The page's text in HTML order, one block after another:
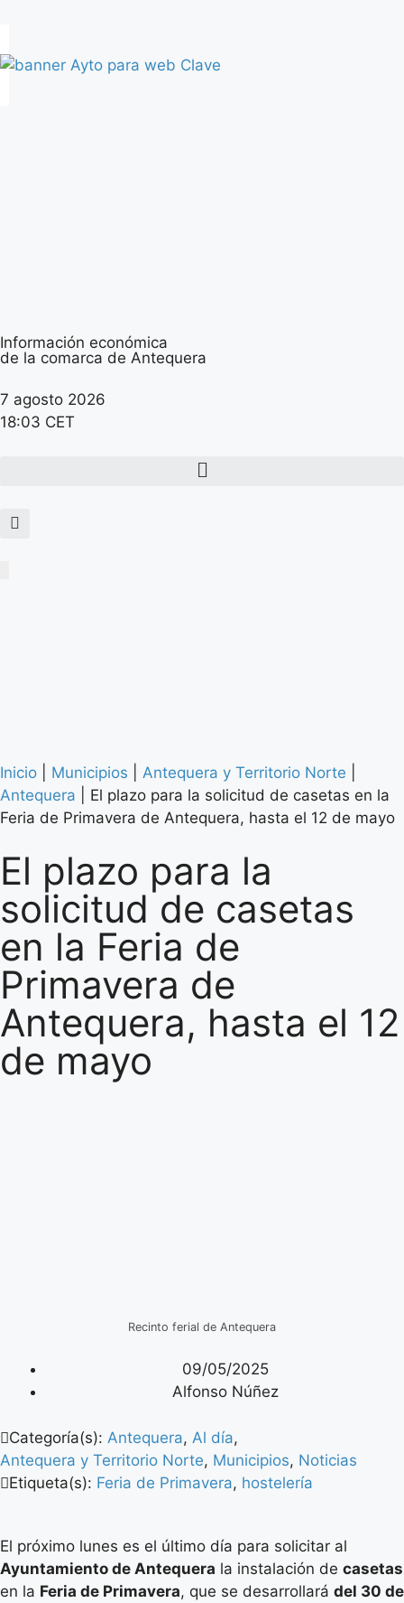
Información económica
de la comarca de Antequera
7 agosto 2026
18:03 CET
Inicio Municipios Antequera y Territorio Norte
Antequera
El plazo para la solicitud de casetas en la
Feria de Primavera de Antequera, hasta el 12 de mayo
El plazo para la
solicitud de casetas
en la Feria de
Primavera de
Antequera, hasta el 12
de mayo
Recinto ferial de Antequera
09/05/2025
Alfonso Núñez
Categoría(s): Antequera, Al día,
Antequera y Territorio Norte, Municipios, Noticias
Etiqueta(s): Feria de Primavera, hostelería
El próximo lunes es el último día para solicitar al
Ayuntamiento de Antequera la instalación de casetas
en la Feria de Primavera, que se desarrollará del 30 de